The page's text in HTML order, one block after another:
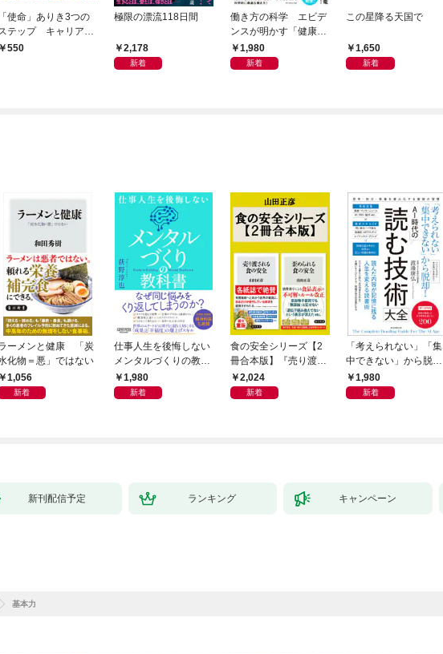
「使命」ありき3つの
テップ キャリアの
成功とは何か
550
極限の漂流118日間
2,178
新着
働き方の科学 エビデ
ンスが明かす「健康」
も「生産性」も手に入
れる方法
1,980
新着
この星降る天国で
1,650
新着
ーメンと健康 「炭
化物＝悪」ではない
1,056
新着
仕事人生を後悔しない
メンタルづくりの教科
書1,980
新着
食の安全シリーズ【2
冊合本版】『売り渡さ
れる食の安全』『歪め
られる食の安全』
2,024
新着
「考えられない」「集
中できない」から脱
却！ AI時代の読む技
術大全
1,980
新着
新刊配信予定 ランキング キャンペーン
基本力